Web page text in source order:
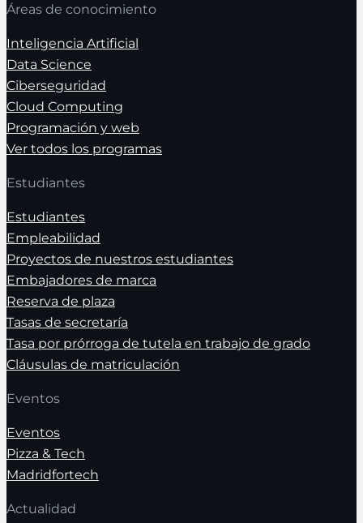
Áreas de conocimiento
Inteligencia Artificial
Data Science
Ciberseguridad
Cloud Computing
Programación y web
Ver todos los programas
Estudiantes
Estudiantes
Empleabilidad
Proyectos de nuestros estudiantes
Embajadores de marca
Reserva de plaza
Tasas de secretaría
Tasa por prórroga de tutela en trabajo de grado
Cláusulas de matriculación
Eventos
Eventos
Pizza & Tech
Madridfortech
Actualidad